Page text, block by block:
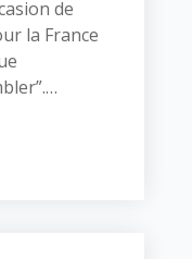
de
la France